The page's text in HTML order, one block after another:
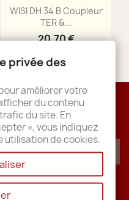
Aperçu rapide
WISI DH 34 B Coupleur
TER &...
20,70 €
et lapolitique de
privée des
améliorer votre
du contenu
du site. En
», vous indiquez
utilisation de cookies.